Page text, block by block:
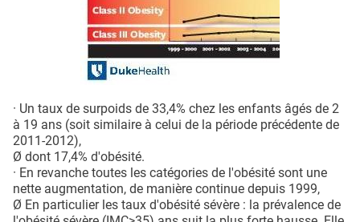
· Un taux de surpoids de 33,4% chez les enfants âgés de 2
à 19 ans (soit similaire à celui de la période précédente de
2011-2012),
Ø dont 17,4% d'obésité.
· En revanche toutes les catégories de l'obésité sont une
nette augmentation, de manière continue depuis 1999,
Ø En particulier les taux d'obésité sévère : la prévalence de